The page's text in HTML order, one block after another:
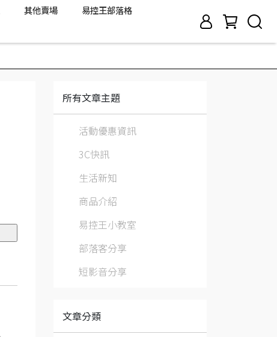
其他賣場
易控王部落格
所有文章主題
活動優惠資訊
3C快訊
生活新知
商品介紹
易控王小教室
部落客分享
短影音分享
文章分類